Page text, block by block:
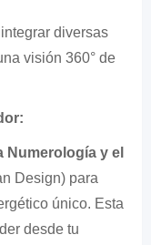
diversas
visión 360° de
Numerología y el
Design) para
único. Esta
desde tu